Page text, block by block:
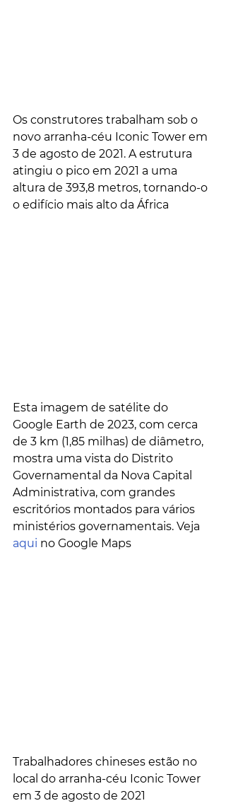
Os construtores trabalham sob o
novo arranha-céu Iconic Tower em
3 de agosto de 2021. A estrutura
atingiu o pico em 2021 a uma
altura de 393,8 metros, tornando-o
o edifício mais alto da África
Esta imagem de satélite do
Google Earth de 2023, com cerca
de 3 km (1,85 milhas) de diâmetro,
mostra uma vista do Distrito
Governamental da Nova Capital
Administrativa, com grandes
escritórios montados para vários
ministérios governamentais. Veja
aqui no Google Maps
Trabalhadores chineses estão no
local do arranha-céu Iconic Tower
em 3 de agosto de 2021